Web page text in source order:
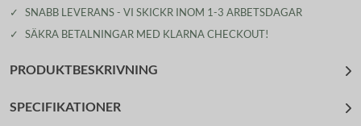
✓
SNABB LEVERANS - VI SKICKR INOM 1-3 ARBETSDAGAR
✓
SÄKRA BETALNINGAR MED KLARNA CHECKOUT!
PRODUKTBESKRIVNING
SPECIFIKATIONER